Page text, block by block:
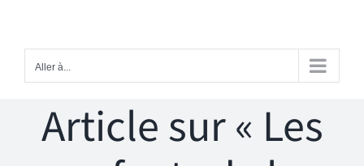
Aller à...
Article sur « Les